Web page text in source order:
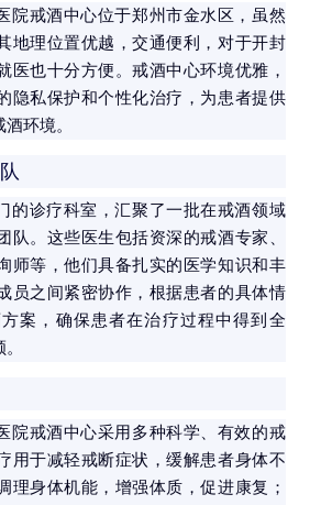
院戒酒中心位于郑州市金水区，虽然
地理位置优越，交通便利，对于开封
医也十分方便。戒酒中心环境优雅，
隐私保护和个性化治疗，为患者提供
环境。
的诊疗科室，汇聚了一批在戒酒领域
队。这些医生包括资深的戒酒专家、
师等，他们具备扎实的医学知识和丰
员之间紧密协作，根据患者的具体情
案，确保患者在治疗过程中得到全
院戒酒中心采用多种科学、有效的戒
用于减轻戒断症状，缓解患者身体不
理身体机能，增强体质，促进康复；